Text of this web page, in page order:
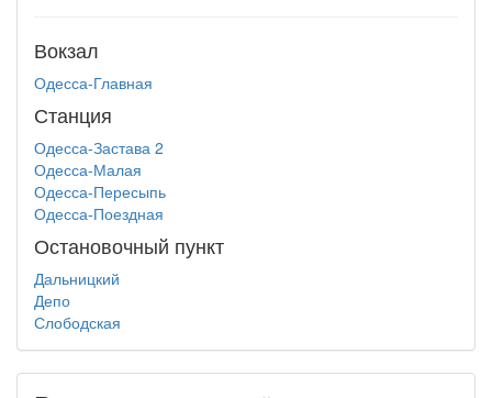
Вокзал
Одесса-Главная
Станция
Одесса-Застава 2
Одесса-Малая
Одесса-Пересыпь
Одесса-Поездная
Остановочный пункт
Дальницкий
Депо
Слободская